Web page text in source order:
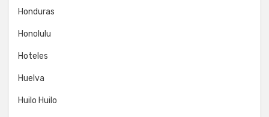
Honduras
Honolulu
Hoteles
Huelva
Huilo Huilo